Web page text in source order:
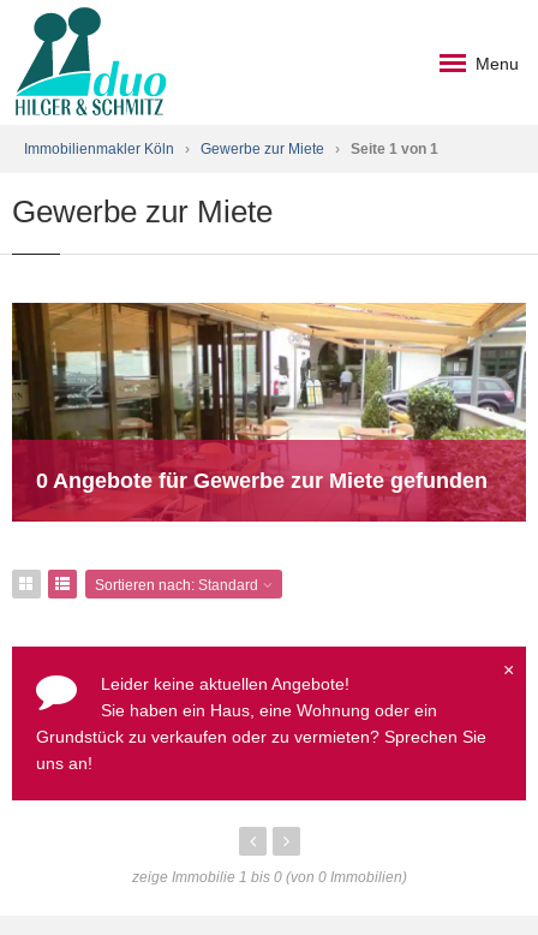
Menu
Immobilienmakler Köln › Gewerbe zur Miete › Seite 1 von 1
Gewerbe zur Miete
0 Angebote für Gewerbe zur Miete gefunden
Sortieren nach: Standard
×
Leider keine aktuellen Angebote!
Sie haben ein Haus, eine Wohnung oder ein
Grundstück zu verkaufen oder zu vermieten? Sprechen Sie
uns an!
zeige Immobilie 1 bis 0 (von 0 Immobilien)